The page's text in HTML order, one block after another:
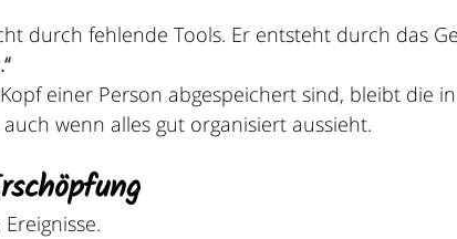
durch fehlende Tools. Er entsteht durch das
einer Person abgespeichert sind, bleibt die
wenn alles gut organisiert aussieht.